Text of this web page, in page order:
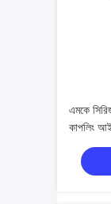
এমকে
কাপলিং
সিস্টেম